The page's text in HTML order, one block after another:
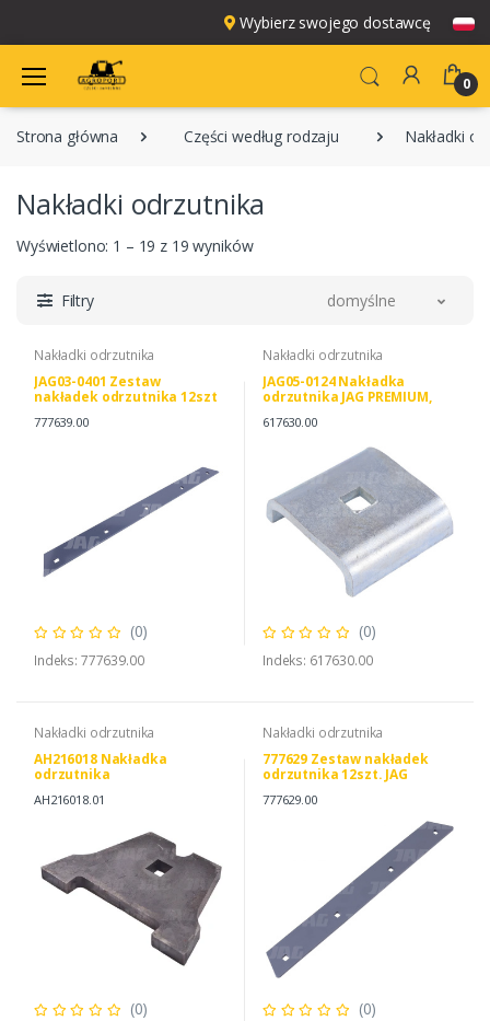
Wybierz swojego dostawcę
0
Strona główna Części według rodzaju Nakładki
Nakładki odrzutnika
Wyświetlono: 1 – 19 z 19 wyników
Filtry domyślne
Nakładki odrzutnika
JAG03-0401 Zestaw
nakładek odrzutnika 12szt
0007776390
777639.00
(0)
Indeks: 777639.00
Nakładki odrzutnika
JAG05-0124 Nakładka
odrzutnika JAG PREMIUM,
617630.00
(0)
Indeks: 617630.00
Nakładki odrzutnika
AH216018 Nakładka
odrzutnika
AH216018.01
(0)
Nakładki odrzutnika
777629 Zestaw nakładek
odrzutnika 12szt. JAG
777629.00
(0)